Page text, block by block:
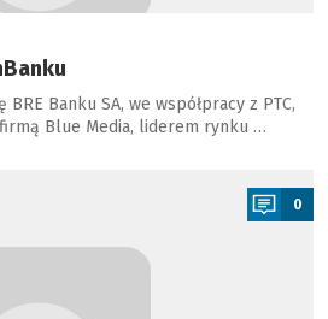
Banku SA, we współpracy z PTC,
Blue Media, liderem rynku …
0